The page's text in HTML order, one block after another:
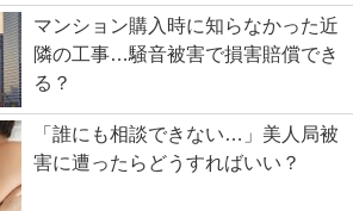
マンション購入時に知らなかった近
隣の工事…騒音被害で損害賠償でき
る？
「誰にも相談できない…」美人局被
害に遭ったらどうすればいい？